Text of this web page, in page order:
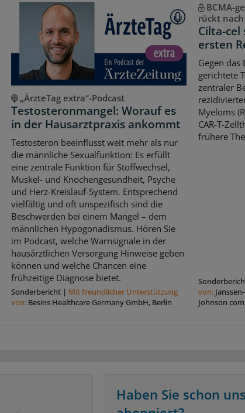
„ÄrzteTag extra“-Podcast
Testosteronmangel: Worauf es
in der Hausarztpraxis ankommt
Testosteron beeinflusst weit mehr als nur
die männliche Sexualfunktion: Es erfüllt
eine zentrale Funktion für Stoffwechsel,
Muskel- und Knochengesundheit, Psyche
und Herz-Kreislauf-System. Entsprechend
vielfältig und oft unspezifisch sind die
Beschwerden bei einem Mangel – dem
männlichen Hypogonadismus. Hören Sie
im Podcast, welche Warnsignale in der
hausärztlichen Versorgung Hinweise geben
können und welche Chancen eine
frühzeitige Diagnose bietet.
Sonderbericht| Mit freundlicher Unterstützung
von: Besins Healthcare Germany GmbH, Berlin
BCMA-
rückt
Cilta-
ersten
Gegen das
gerichtete
zentraler
Myeloms
CAR-T-
frühere
von:
Johnson
Haben Sie schon